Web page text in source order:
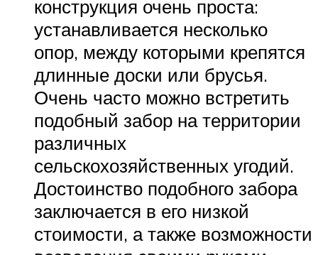
конструкция очень проста:
устанавливается несколько
опор, между которыми крепятся
длинные доски или брусья.
Очень часто можно встретить
подобный забор на территории
различных
сельскохозяйственных угодий.
Достоинство подобного забора
заключается в его низкой
стоимости, а также возможности